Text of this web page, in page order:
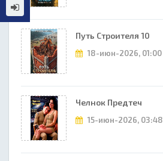
Путь Строителя 10
18-июн-2026, 01:00
Челнок Предтеч
15-июн-2026, 03:48